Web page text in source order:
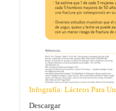
Infografía: Lácteos Para
Descargar